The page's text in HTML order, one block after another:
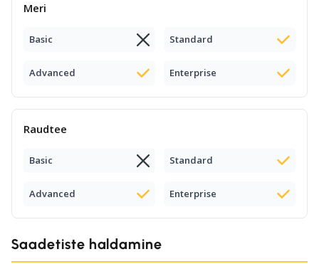
Meri
Basic Standard
Advanced Enterprise
Raudtee
Basic Standard
Advanced Enterprise
Saadetiste haldamine